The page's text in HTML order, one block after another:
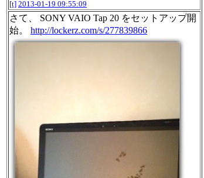
[t] 2013-01-19 09:55:09
さて、 SONY VAIO Tap 20 をセットアップ開
始。 http://lockerz.com/s/277839866